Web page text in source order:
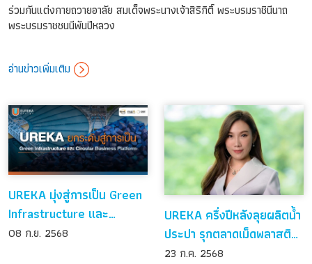
ร่วมกันแต่งกายถวายอาลัย สมเด็จพระนางเจ้าสิริกิติ์ พระบรมราชินีนาถ
พระบรมราชชนนีพันปีหลวง
อ่านข่าวเพิ่มเติม
UREKA มุ่งสู่การเป็น Green
Infrastructure และ
Circular Business
08 ก.ย. 2568
UREKA ครึ่งปีหลังลุยผลิตน้ำ
ประปา รุกตลาดเม็ดพลาสติก
รีไซเคิล
23 ก.ค. 2568